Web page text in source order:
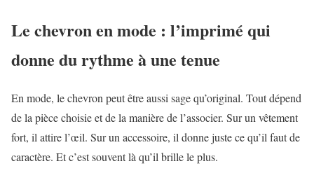
Le chevron en mode : l’imprimé qui
donne du rythme à une tenue
En mode, le chevron peut être aussi sage qu’original. Tout dépend
de la pièce choisie et de la manière de l’associer. Sur un vêtement
fort, il attire l’œil. Sur un accessoire, il donne juste ce qu’il faut de
caractère. Et c’est souvent là qu’il brille le plus.